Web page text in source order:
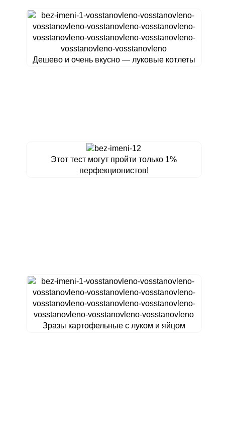
Дешево и очень вкусно — луковые котлеты
Этот тест могут пройти только 1%
перфекционистов!
Зразы картофельные с луком и яйцом